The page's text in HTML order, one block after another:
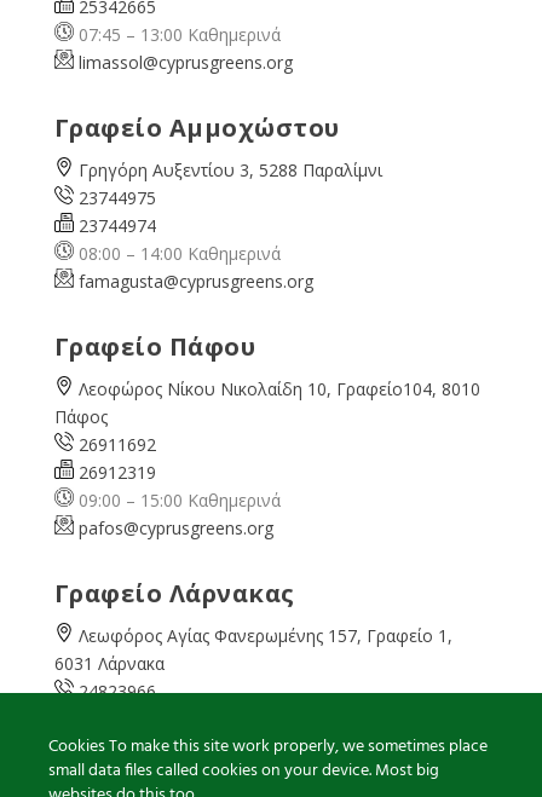
25342665
07:45 – 13:00 Καθημερινά
limassol@cyprusgreens.org
Γραφείο Αμμοχώστου
Γρηγόρη Αυξεντίου 3, 5288 Παραλίμνι
23744975
23744974
08:00 – 14:00 Καθημερινά
famagusta@cyprusgreens.org
Γραφείο Πάφου
Λεοφώρος Νίκου Νικολαίδη 10, Γραφείο104, 8010
Πάφος
26911692
26912319
09:00 – 15:00 Καθημερινά
pafos@cyprusgreens.org
Γραφείο Λάρνακας
Λεωφόρος Αγίας Φανερωμένης 157, Γραφείο 1,
6031 Λάρνακα
24823966
08:00 – 16:00 Καθημερινά
larnaka@cyprusgreens.org
Cookies To make this site work properly, we sometimes place
small data files called cookies on your device. Most big